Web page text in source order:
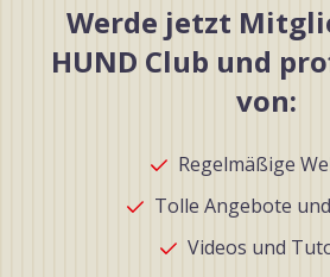
Werde jetzt
HUND Club und
von:
Regelmäßige
Tolle Angebote
Videos und